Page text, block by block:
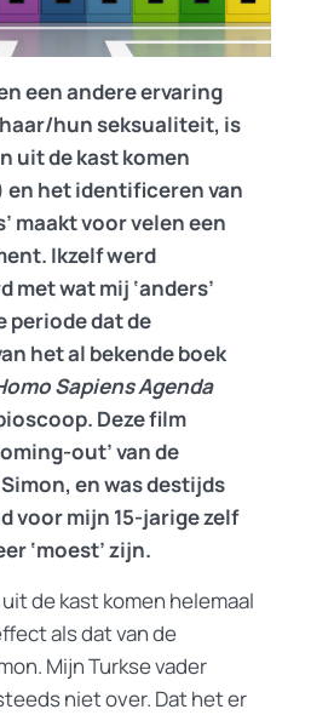
een andere ervaring
hun seksualiteit, is
uit de kast komen
en het identificeren van
maakt voor velen een
Ikzelf werd
wat mij ‘anders’
periode dat de
het al bekende boek
Sapiens Agenda
Deze film
out’ van de
en was destijds
voor mijn 15-jarige zelf
‘moest’ zijn.
de kast komen helemaal
als dat van de
Mijn Turkse vader
niet over. Dat het er